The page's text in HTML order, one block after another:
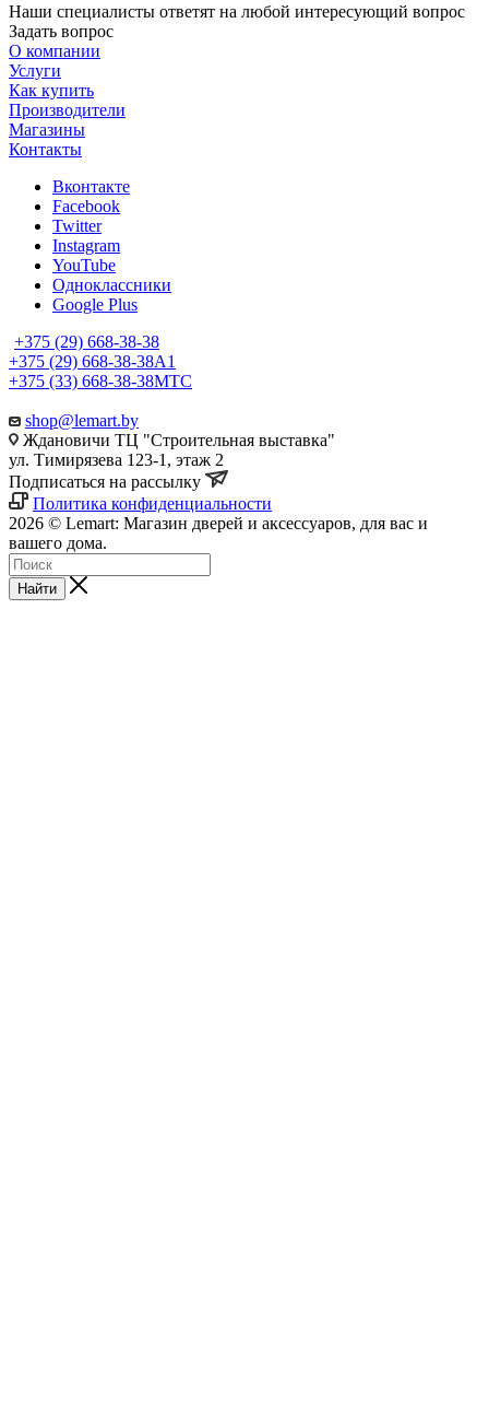
Наши специалисты ответят на любой интересующий вопрос
Задать вопрос
О компании
Услуги
Как купить
Производители
Магазины
Контакты
Вконтакте
Facebook
Twitter
Instagram
YouTube
Одноклассники
Google Plus
+375 (29) 668-38-38
+375 (29) 668-38-38A1
+375 (33) 668-38-38МТС
shop@lemart.by
Ждановичи ТЦ "Строительная выставка"
ул. Тимирязева 123-1, этаж 2
Подписаться на рассылку
Политика конфиденциальности
2026 © Lemart: Магазин дверей и аксессуаров, для вас и
вашего дома.
Найти